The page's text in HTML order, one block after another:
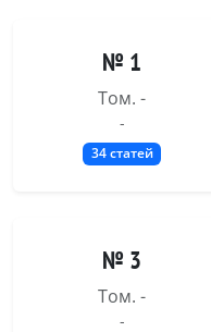
№ 1
Том. -
-
34 статей
№ 3
Том. -
-